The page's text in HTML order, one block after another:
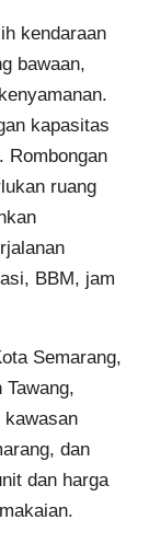
kendaraan
bawaan,
kapasitas
Rombongan
ruang
BBM, jam
Semarang,
kawasan
dan
dan harga